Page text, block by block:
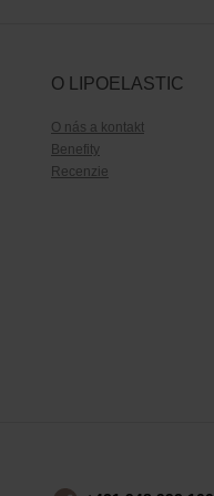
O LIPOELASTIC
O nás a kontakt
Benefity
Recenzie